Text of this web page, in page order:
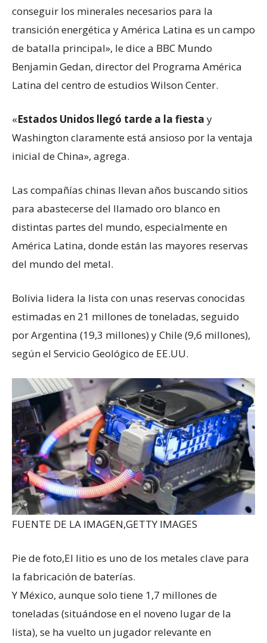
conseguir los minerales necesarios para la
transición energética y América Latina es un campo
de batalla principal», le dice a BBC Mundo
Benjamin Gedan, director del Programa América
Latina del centro de estudios Wilson Center.
«Estados Unidos llegó tarde a la fiesta y
Washington claramente está ansioso por la ventaja
inicial de China», agrega.
Las compañías chinas llevan años buscando sitios
para abastecerse del llamado oro blanco en
distintas partes del mundo, especialmente en
América Latina, donde están las mayores reservas
del mundo del metal.
Bolivia lidera la lista con unas reservas conocidas
estimadas en 21 millones de toneladas, seguido
por Argentina (19,3 millones) y Chile (9,6 millones),
según el Servicio Geológico de EE.UU.
FUENTE DE LA IMAGEN,GETTY IMAGES
Pie de foto,El litio es uno de los metales clave para
la fabricación de baterías.
Y México, aunque solo tiene 1,7 millones de
toneladas (situándose en el noveno lugar de la
lista), se ha vuelto un jugador relevante en